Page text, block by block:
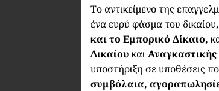
Το αντικείμενο της
ένα ευρύ φάσμα του
και το Εμπορικό Δίκαιο,
Δικαίου και
υποστήριξη σε υποθέσεις
συμβόλαια,